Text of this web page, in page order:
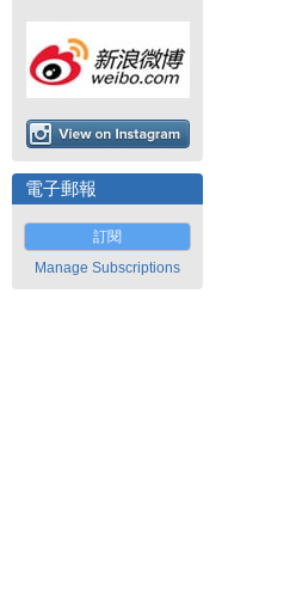
電子郵報
訂閱
Manage Subscriptions